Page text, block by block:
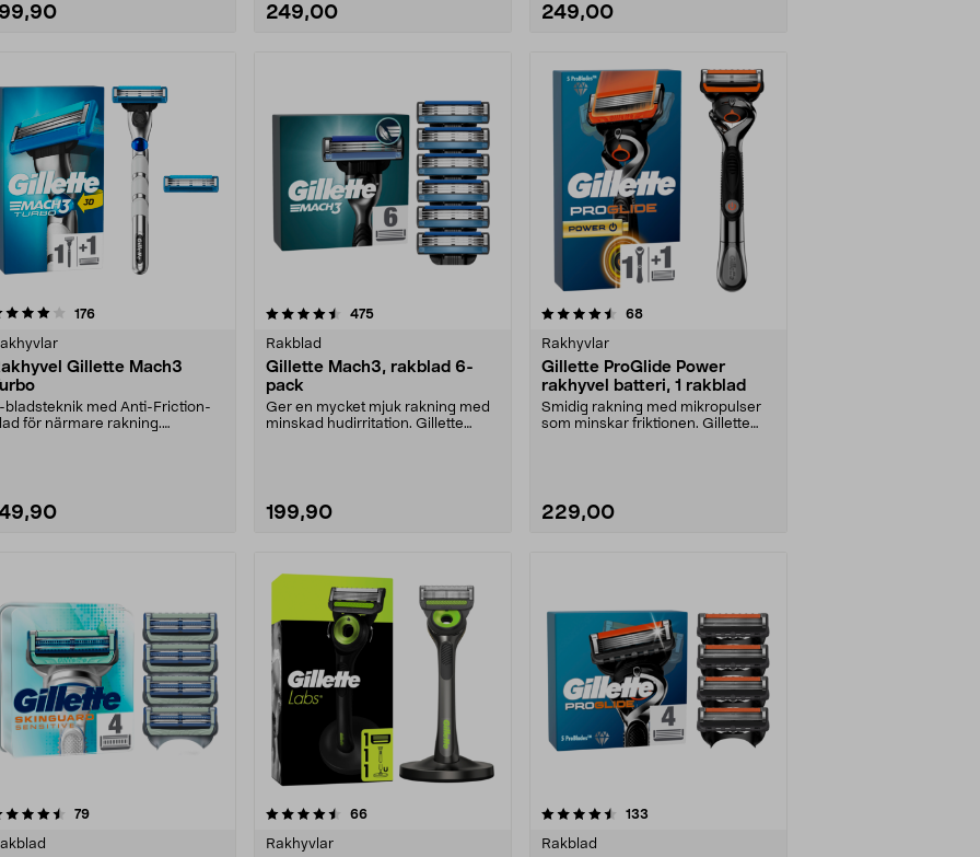
249,00 249,00
176recensioner
Gillette Mach3
bladsteknik med Anti-Friction-
för närmare rakning.
4.5 av 5 stjärnor 475recensioner
Rakblad
Gillette Mach3, rakblad 6-
pack
Ger en mycket mjuk rakning med
minskad hudirritation. Gillette
199,90
4.5 av 5 stjärnor 68recensioner
Rakhyvlar
Gillette ProGlide Power
rakhyvel batteri, 1 rakblad
Smidig rakning med mikropulser
som minskar friktionen. Gillette
229,00
79recensioner
4.5 av 5 stjärnor 66recensioner
Rakhyvlar
4.5 av 5 stjärnor 133
Rakblad